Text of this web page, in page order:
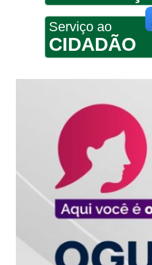
Serviço ao
CIDADÃO